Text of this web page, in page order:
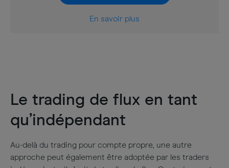
En savoir plus
Le trading de flux en tant
qu’indépendant
Au-delà du trading pour compte propre, une autre
approche peut également être adoptée par les traders